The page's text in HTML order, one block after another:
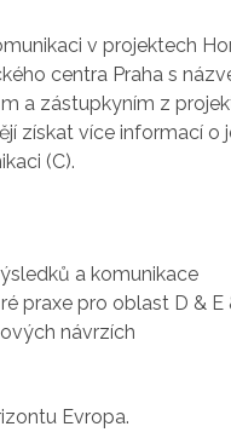
vprojektech
centra Praha s
a zástupkyním z
získat více informací o
(C).
a komunikace
praxe pro oblast D & E
návrzích
Evropa.